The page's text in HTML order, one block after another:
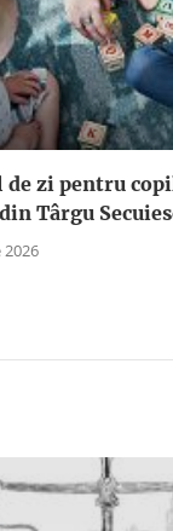
de zi pentru
Târgu
2026